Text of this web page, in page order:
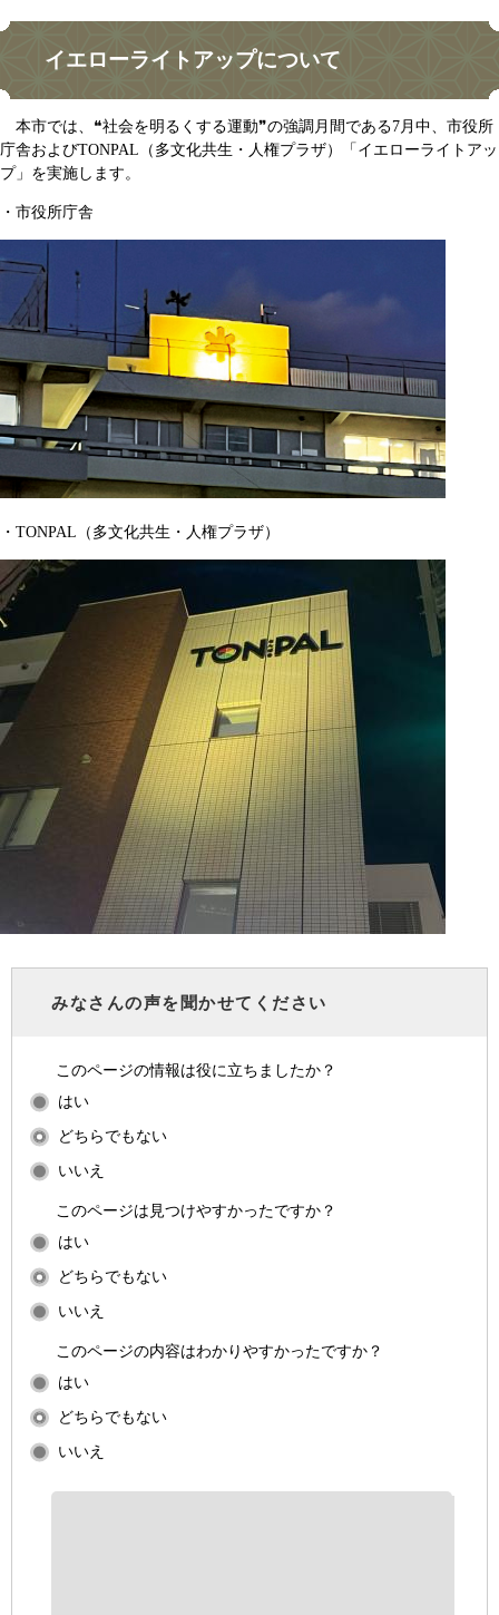
イエローライトアップについて
本市では、❝社会を明るくする運動❞の強調月間である7月中、市役所
庁舎およびTONPAL（多文化共生・人権プラザ）「イエローライトアッ
プ」を実施します。
・市役所庁舎
・TONPAL（多文化共生・人権プラザ）
みなさんの声を聞かせてください
このページの情報は役に立ちましたか？
はい
どちらでもない
いいえ
このページは見つけやすかったですか？
はい
どちらでもない
いいえ
このページの内容はわかりやすかったですか？
はい
どちらでもない
いいえ